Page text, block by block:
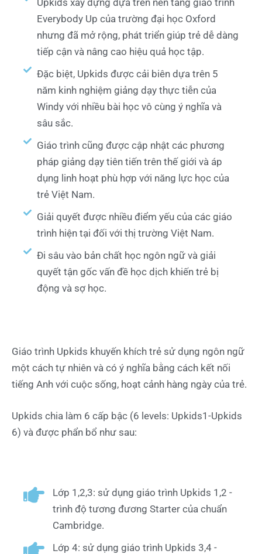
Upkids xây dựng dựa trên nền tảng giáo trình
Everybody Up của trường đại học Oxford
nhưng đã mở rộng, phát triển giúp trẻ dễ dàng
tiếp cận và nâng cao hiệu quả học tập.
Đặc biệt, Upkids được cải biên dựa trên 5
năm kinh nghiệm giảng dạy thực tiễn của
Windy với nhiều bài học vô cùng ý nghĩa và
sâu sắc.
Giáo trình cũng được cập nhật các phương
pháp giảng dạy tiên tiến trên thế giới và áp
dụng linh hoạt phù hợp với năng lực học của
trẻ Việt Nam.
Giải quyết được nhiều điểm yếu của các giáo
trình hiện tại đối với thị trường Việt Nam.
Đi sâu vào bản chất học ngôn ngữ và giải
quyết tận gốc vấn đề học dịch khiến trẻ bị
động và sợ học.
Giáo trình Upkids khuyến khích trẻ sử dụng ngôn ngữ
một cách tự nhiên và có ý nghĩa bằng cách kết nối
tiếng Anh với cuộc sống, hoạt cảnh hàng ngày của trẻ.
Upkids chia làm 6 cấp bậc (6 levels: Upkids1-Upkids
6) và được phẩn bổ như sau:
Lớp 1,2,3: sử dụng giáo trình Upkids 1,2 -
trình độ tương đương Starter của chuẩn
Cambridge.
Lớp 4: sử dụng giáo trình Upkids 3,4 -